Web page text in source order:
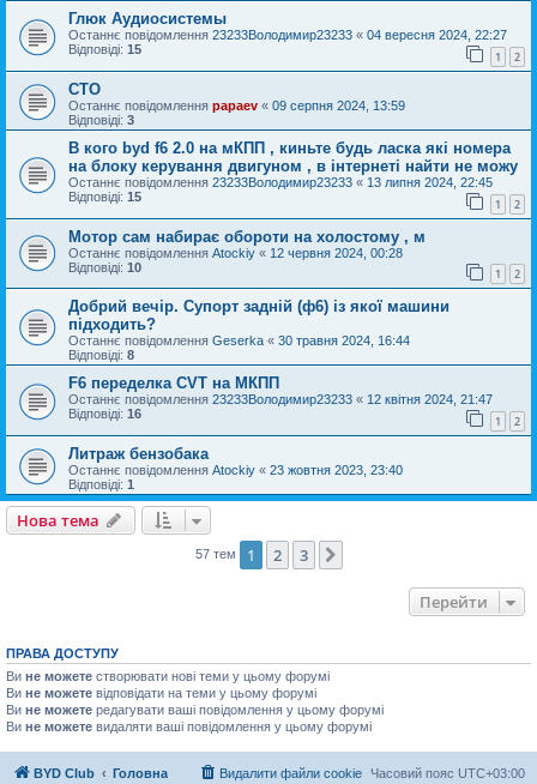
Глюк Аудиосистемы
Останнє повідомлення 23233Володимир23233 « 04 вересня 2024, 22:27
Відповіді: 15 1 2
СТО
Останнє повідомлення papaev « 09 серпня 2024, 13:59
Відповіді: 3
В кого byd f6 2.0 на мКПП , киньте будь ласка які номера
на блоку керування двигуном , в інтернеті найти не можу
Останнє повідомлення 23233Володимир23233 « 13 липня 2024, 22:45
Відповіді: 15 1 2
Мотор сам набирає обороти на холостому , м
Останнє повідомлення Atockiy « 12 червня 2024, 00:28
Відповіді: 10 1 2
Добрий вечір. Супорт задній (ф6) із якої машини
підходить?
Останнє повідомлення Geserka « 30 травня 2024, 16:44
Відповіді: 8
F6 переделка CVT на МКПП
Останнє повідомлення 23233Володимир23233 « 12 квітня 2024, 21:47
Відповіді: 16 1 2
Литраж бензобака
Останнє повідомлення Atockiy « 23 жовтня 2023, 23:40
Відповіді: 1
Нова тема
Нова тема
57 тем 1 2 3
Перейти
ПРАВА ДОСТУПУ
Ви не можете створювати нові теми у цьому форумі
Ви не можете відповідати на теми у цьому форумі
Ви не можете редагувати ваші повідомлення у цьому форумі
Ви не можете видаляти ваші повідомлення у цьому форумі
BYD Club Головна Часовий пояс UTC+03:00
Видалити файли cookie